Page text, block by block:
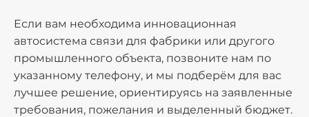
Если вам необходима инновационная
автосистема связи для фабрики или другого
промышленного объекта, позвоните нам по
указанному телефону, и мы подберём для вас
лучшее решение, ориентируясь на заявленные
требования, пожелания и выделенный бюджет.